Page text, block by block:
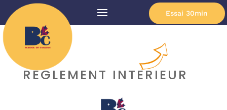
Essai 30min
RÈGLEMENT INTERIEUR